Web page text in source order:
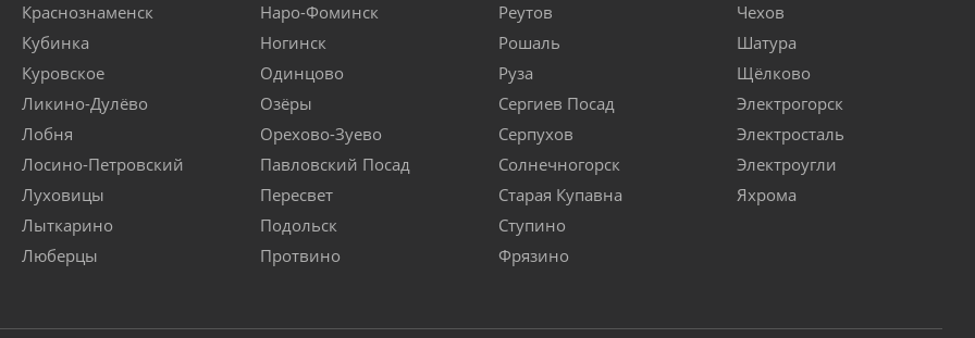
Краснознаменск
Кубинка
Куровское
Ликино-Дулёво
Лобня
Лосино-Петровский
Луховицы
Лыткарино
Люберцы
Наро-Фоминск
Ногинск
Одинцово
Озёры
Орехово-Зуево
Павловский Посад
Пересвет
Подольск
Протвино
Реутов
Рошаль
Руза
Сергиев Посад
Серпухов
Солнечногорск
Старая Купавна
Ступино
Фрязино
Чехов
Шатура
Щёлково
Электрогорск
Электросталь
Электроугли
Яхрома